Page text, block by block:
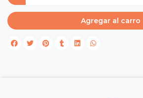
Agregar al carro